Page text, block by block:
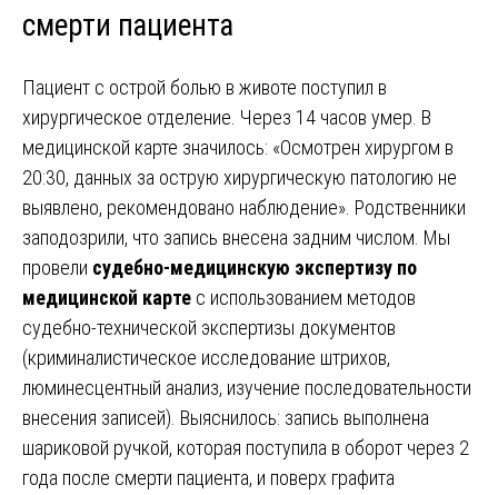
смерти пациента
Пациент с острой болью в животе поступил в
хирургическое отделение. Через 14 часов умер. В
медицинской карте значилось: «Осмотрен хирургом в
20:30, данных за острую хирургическую патологию не
выявлено, рекомендовано наблюдение». Родственники
заподозрили, что запись внесена задним числом. Мы
провели судебно-медицинскую экспертизу по
медицинской карте с использованием методов
судебно-технической экспертизы документов
(криминалистическое исследование штрихов,
люминесцентный анализ, изучение последовательности
внесения записей). Выяснилось: запись выполнена
шариковой ручкой, которая поступила в оборот через 2
года после смерти пациента, и поверх графита